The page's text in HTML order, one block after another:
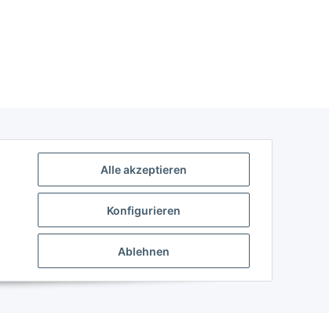
Alle akzeptieren
Konfigurieren
Ablehnen